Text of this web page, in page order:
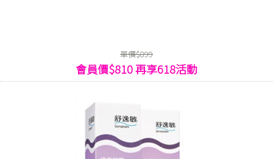
單價$899
會員價$810 再享618活動